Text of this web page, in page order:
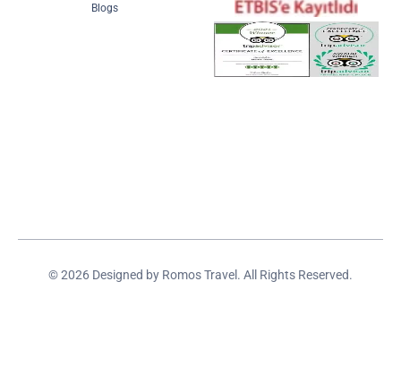
Blogs
© 2026 Designed by Romos Travel. All Rights Reserved.